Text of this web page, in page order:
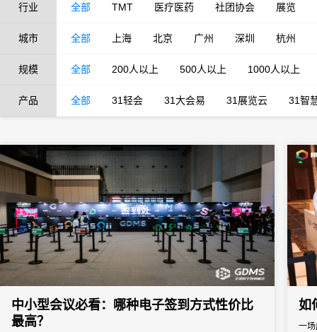
行业 全部 TMT 医疗医药 社团协会 展览
城市 全部 上海 北京 广州 深圳 杭州
规模 全部 200人以上 500人以上 1000人以上
产品 全部 31轻会 31大会易 31展览云 31智
中小型会议必看：哪种电子签到方式性价比
最高？
如
一